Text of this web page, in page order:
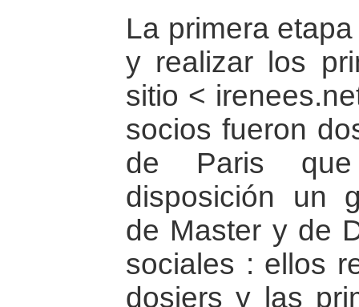
La primera
y realizar los
sitio <
socios fueron
de Paris
disposición un
de Master y de
sociales : ellos
dosiers y las